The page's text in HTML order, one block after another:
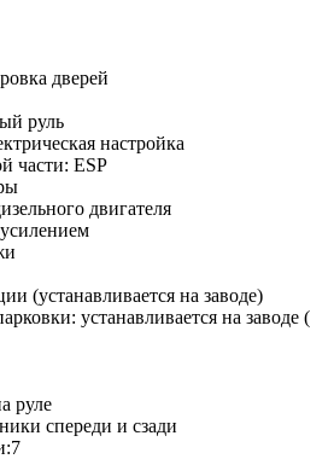
дверей
руль
настройка
части: ESP
двигателя
(устанавливается на заводе)
устанавливается на заводе (
руле
спереди и сзади